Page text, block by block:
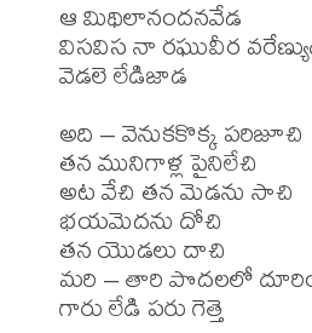
ఆ మిథిలానందనవేడ
విసవిస నా రఘువీర
వెడలె లేడిజాడ
అది – వెనుకకొక్క పరిజూచి
తన మునిగాళ్ల పైనిలేచి
అట వేచి తన మెడను సాచి
భయమెదను దోచి
తన యొడలు దాచి
మరి – తారి పొదలలో
గారు లేడి పరు గెత్తె